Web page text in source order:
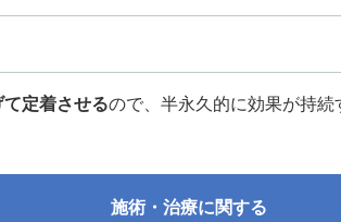
定着させるので、半永久的に効果が持続
施術・治療に関する